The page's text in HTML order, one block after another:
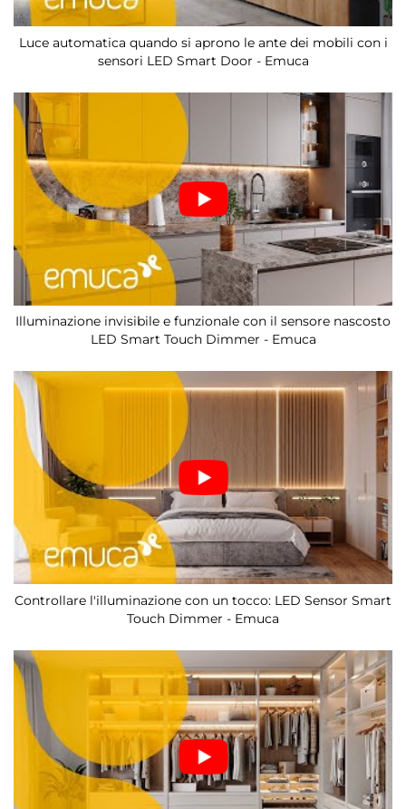
Luce automatica quando si aprono le ante dei mobili con i
sensori LED Smart Door - Emuca
Illuminazione invisibile e funzionale con il sensore nascosto
LED Smart Touch Dimmer - Emuca
Controllare l'illuminazione con un tocco: LED Sensor Smart
Touch Dimmer - Emuca